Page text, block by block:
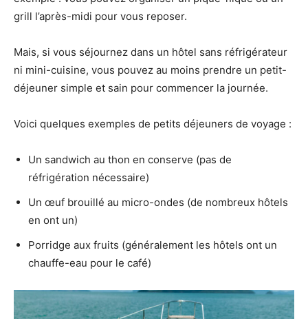
grill l’après-midi pour vous reposer.
Mais, si vous séjournez dans un hôtel sans réfrigérateur
ni mini-cuisine, vous pouvez au moins prendre un petit-
déjeuner simple et sain pour commencer la journée.
Voici quelques exemples de petits déjeuners de voyage :
Un sandwich au thon en conserve (pas de
réfrigération nécessaire)
Un œuf brouillé au micro-ondes (de nombreux hôtels
en ont un)
Porridge aux fruits (généralement les hôtels ont un
chauffe-eau pour le café)